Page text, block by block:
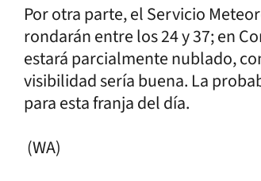
Por otra parte, el Servicio
rondarán entre los 24 y 37; en
estará parcialmente nublado,
visibilidad sería buena. La
para esta franja del día.
(WA)